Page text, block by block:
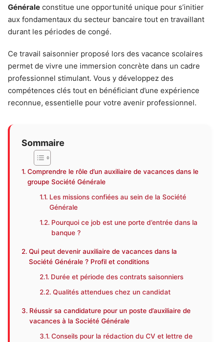
Générale constitue une opportunité unique pour s’initier
aux fondamentaux du secteur bancaire tout en travaillant
durant les périodes de congé.
Ce travail saisonnier proposé lors des vacance scolaires
permet de vivre une immersion concrète dans un cadre
professionnel stimulant. Vous y développez des
compétences clés tout en bénéficiant d’une expérience
reconnue, essentielle pour votre avenir professionnel.
Sommaire
Comprendre le rôle d’un auxiliaire de vacances dans le
groupe Société Générale
Les missions confiées au sein de la Société
Générale
Pourquoi ce job est une porte d’entrée dans la
banque ?
Qui peut devenir auxiliaire de vacances dans la
Société Générale ? Profil et conditions
Durée et période des contrats saisonniers
Qualités attendues chez un candidat
Réussir sa candidature pour un poste d’auxiliaire de
vacances à la Société Générale
Conseils pour la rédaction du CV et lettre de